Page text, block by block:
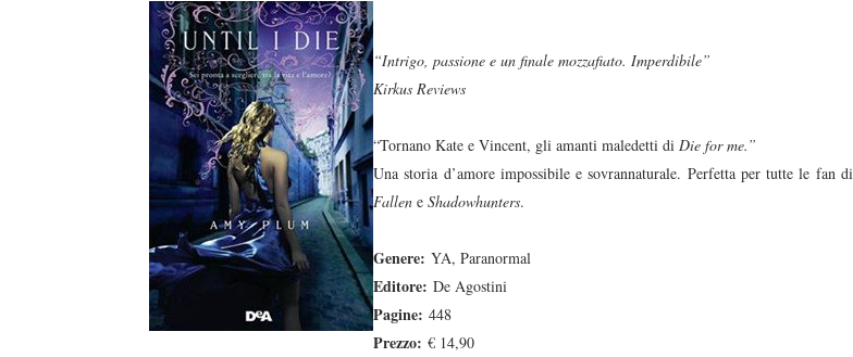
“Intrigo, passione e un finale mozzafiato. Imperdibile”
Kirkus Reviews
“Tornano Kate e Vincent, gli amanti maledetti di Die for me.”
Una storia d’amore impossibile e sovrannaturale. Perfetta per tutte le fan di
Fallen e Shadowhunters.
Genere: YA, Paranormal
Editore: De Agostini
Pagine: 448
Prezzo: € 14,90